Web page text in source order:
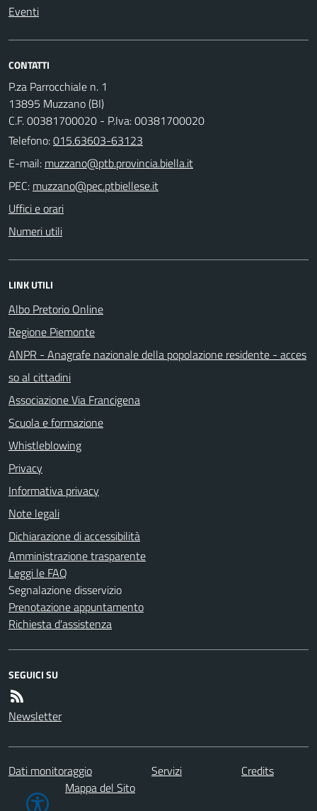
Eventi
CONTATTI
P.za Parrocchiale n. 1
13895 Muzzano (BI)
C.F. 00381700020 - P.Iva: 00381700020
Telefono:015.63603-63123
E-mail:
PEC:
Uffici e orari
Numeri utili
LINK UTILI
Albo Pretorio Online
Regione Piemonte
ANPR - Anagrafe nazionale della popolazione residente - acces
so al cittadini
Associazione Via Francigena
Scuola e formazione
Whistleblowing
Privacy
Informativa privacy
Note legali
Dichiarazione di accessibilità
Amministrazione trasparente
Leggi le FAQ
Segnalazione disservizio
Prenotazione appuntamento
Richiesta d'assistenza
SEGUICI SU
Newsletter
Dati monitoraggio Servizi
Credits
Mappa del Sito